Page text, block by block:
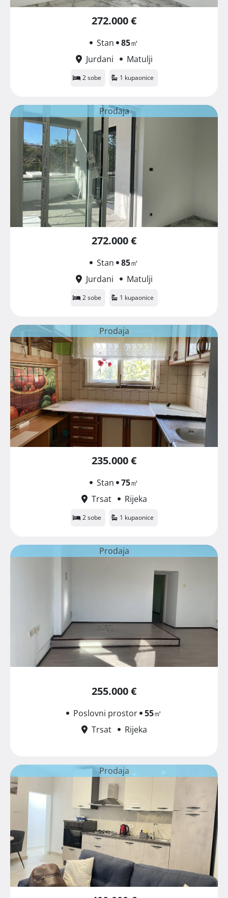
272.000 €
Stan 85㎡
Jurdani
Matulji
2 sobe 1 kupaonice
Prodaja
272.000 €
Stan 85㎡
Jurdani
Matulji
2 sobe 1 kupaonice
Prodaja
235.000 €
Stan 75㎡
Trsat
Rijeka
2 sobe 1 kupaonice
Prodaja
255.000 €
Poslovni prostor 55㎡
Trsat
Rijeka
Prodaja